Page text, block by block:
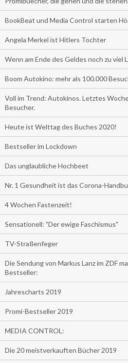
BookBeat und Media Control starten
Angela Merkel ist Hitlers Tochter
Wenn am Ende des Geldes noch zu viel
Boom Autokino: mehr als 100.000
Voll im Trend: Autokinos. Letztes
Besucher.
Heute ist Welttag des Buches 2020!
Bestseller im Lockdown
Das unglaubliche Hochbeet
Nr. 1 Gesundheit ist das Corona-
4 Wochen Fastenzeit!
Sensationell: "Der ewige Faschismus"
TV-Straßenfeger
Die Sendung von Markus Lanz im ZDF
Bestseller:
Jahrescharts 2019
Promi-Bestseller 2019
MEDIA CONTROL:
Die 20 meistverkauften Bücher 2019